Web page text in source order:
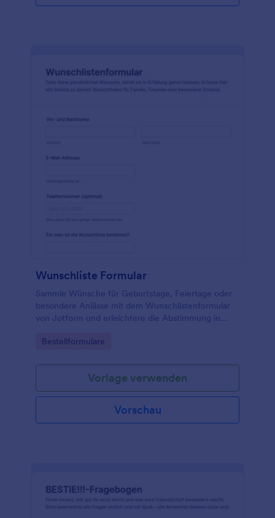
Wunschliste Formular
Sammle Wünsche für Geburtstage, Feiertage oder
besondere Anlässe mit dem Wunschlistenformular
von Jotform und erleichtere die Abstimmung in
einfache Daten erfassung und klare Prioritäten.
Go to Category:
Bestellformulare
Vorlage verwenden
Vorschau